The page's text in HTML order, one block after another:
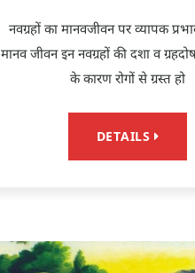
नवग्रहों का मानवजीवन पर व्यापक
मानव जीवन इन नवग्रहों की दशा व
के कारण रोगों से ग्रस्त हो
DETAILS